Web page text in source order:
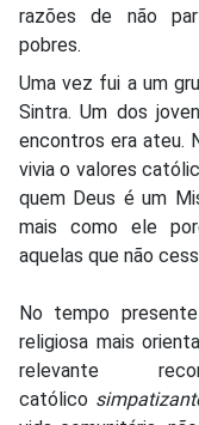
razões de não
pobres.
Uma vez fui a um
Sintra. Um dos
encontros era ateu.
vivia o valores
quem Deus é um
mais como ele
aquelas que não
No tempo
religiosa mais
relevante
católico